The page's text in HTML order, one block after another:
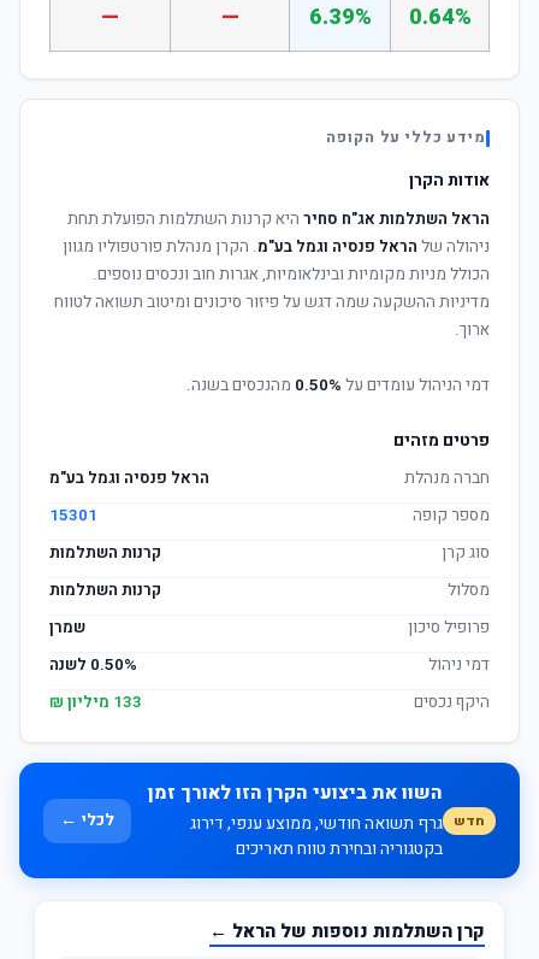
0.64%
6.39%
—
—
מידע כללי על הקופה
אודות הקרן
הראל השתלמות אג"ח סחיר היא קרנות השתלמות הפועלת תחת
ניהולה של הראל פנסיה וגמל בע"מ. הקרן מנהלת פורטפוליו מגוון
הכולל מניות מקומיות ובינלאומיות, אגרות חוב ונכסים נוספים.
מדיניות ההשקעה שמה דגש על פיזור סיכונים ומיטוב תשואה לטווח
ארוך.
דמי הניהול עומדים על 0.50% מהנכסים בשנה.
פרטים מזהים
חברה מנהלת
הראל פנסיה וגמל בע"מ
מספר קופה
15301
סוג קרן
קרנות השתלמות
מסלול
קרנות השתלמות
פרופיל סיכון
שמרן
דמי ניהול
0.50% לשנה
היקף נכסים
133 מיליון ₪
חדש
השוו את ביצועי הקרן הזו לאורך זמן
גרף תשואה חודשי, ממוצע ענפי, דירוג
בקטגוריה ובחירת טווח תאריכים
לכלי ←
קרן השתלמות נוספות של הראל ←